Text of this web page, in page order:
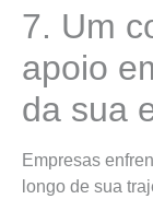
7. Um
apoio
da sua
Empresas
longo de sua